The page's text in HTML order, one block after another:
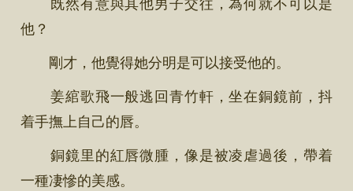
他？
剛才，他覺得她分明是可以接受他的。
姜綰歌飛一般逃回青竹軒，坐在銅鏡前，抖
着手撫上自己的唇。
銅鏡里的紅唇微腫，像是被凌虐過後，帶着
一種凄慘的美感。